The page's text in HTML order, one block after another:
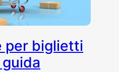
per biglietti